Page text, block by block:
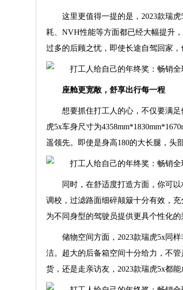
这里更值得一提的是，2023款瑞
耗、NVH性能等方面都已经大幅提升
过多的后顾之忧，即使长途自驾回家，
座舱更宽敞，舒享出行每一程
想要抓住打工人的心，不仅要满
虎5x车身尺寸为
遥领先。即使是身高180的大长腿，头
同时，在舒适度打造方面，你可
调校，过滤路面细碎颠簸十分有效，
为不同身型的驾驶员提供更具个性化
储物空间方面，2023款瑞虎5x同
洁。超大的后备箱空间十分给力，不
货，还是走亲访友，2023款瑞虎5x都能